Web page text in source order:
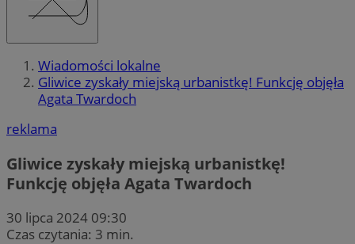
Wiadomości lokalne
Gliwice zyskały miejską urbanistkę! Funkcję objęła
Agata Twardoch
reklama
Gliwice zyskały miejską urbanistkę!
Funkcję objęła Agata Twardoch
30 lipca 2024 09:30
Czas czytania: 3 min.